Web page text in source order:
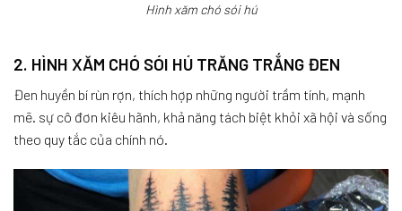
Hình xăm chó sói hú
2. HÌNH XĂM CHÓ SÓI HÚ TRĂNG TRẮNG ĐEN
Đen huyền bí rùn rợn, thích hợp những người trầm tính, mạnh
mẽ. sự cô đơn kiêu hãnh, khả năng tách biệt khỏi xã hội và sống
theo quy tắc của chính nó.